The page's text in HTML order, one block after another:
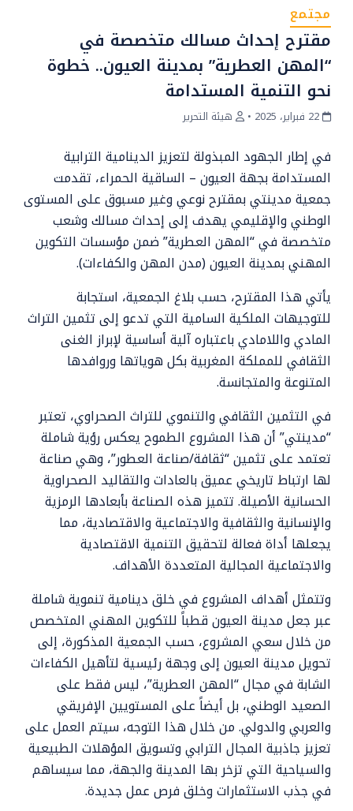
مجتمع
مقترح إحداث مسالك متخصصة في
“المهن العطرية” بمدينة العيون.. خطوة
نحو التنمية المستدامة
• هيئة التحرير
في إطار الجهود المبذولة لتعزيز الدينامية الترابية
المستدامة بجهة العيون – الساقية الحمراء، تقدمت
جمعية مدينتي بمقترح نوعي وغير مسبوق على المستوى
الوطني والإقليمي يهدف إلى إحداث مسالك وشعب
متخصصة في “المهن العطرية” ضمن مؤسسات التكوين
المهني بمدينة العيون (مدن المهن والكفاءات).
يأتي هذا المقترح، حسب بلاغ الجمعية، استجابة
للتوجيهات الملكية السامية التي تدعو إلى تثمين التراث
المادي واللامادي باعتباره آلية أساسية لإبراز الغنى
الثقافي للمملكة المغربية بكل هوياتها وروافدها
المتنوعة والمتجانسة.
في التثمين الثقافي والتنموي للتراث الصحراوي، تعتبر
“مدينتي” أن هذا المشروع الطموح يعكس رؤية شاملة
تعتمد على تثمين “ثقافة/صناعة العطور”، وهي صناعة
لها ارتباط تاريخي عميق بالعادات والتقاليد الصحراوية
الحسانية الأصيلة. تتميز هذه الصناعة بأبعادها الرمزية
والإنسانية والثقافية والاجتماعية والاقتصادية، مما
يجعلها أداة فعالة لتحقيق التنمية الاقتصادية
والاجتماعية المجالية المتعددة الأهداف.
وتتمثل أهداف المشروع في خلق دينامية تنموية شاملة
عبر جعل مدينة العيون قطباً للتكوين المهني المتخصص
من خلال سعي المشروع، حسب الجمعية المذكورة، إلى
تحويل مدينة العيون إلى وجهة رئيسية لتأهيل الكفاءات
الشابة في مجال “المهن العطرية”، ليس فقط على
الصعيد الوطني، بل أيضاً على المستويين الإفريقي
والعربي والدولي. من خلال هذا التوجه، سيتم العمل على
تعزيز جاذبية المجال الترابي وتسويق المؤهلات الطبيعية
والسياحية التي تزخر بها المدينة والجهة، مما سيساهم
في جذب الاستثمارات وخلق فرص عمل جديدة.